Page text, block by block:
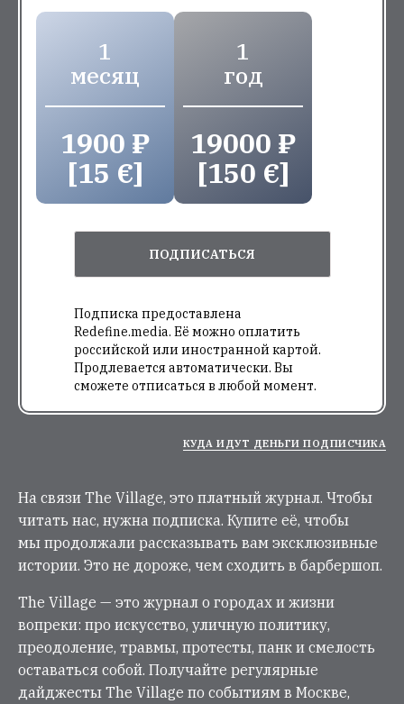
1
месяц
1900 ₽
[15 €]
1
год
19000 ₽
[150 €]
ПОДПИСАТЬСЯ
Подписка предоставлена
Redefine.media. Её можно оплатить
российской или иностранной картой.
Продлевается автоматически. Вы
сможете отписаться в любой момент.
КУДА ИДУТ ДЕНЬГИ ПОДПИСЧИКА
На связи The Village, это платный журнал. Чтобы
читать нас, нужна подписка. Купите её, чтобы
мы продолжали рассказывать вам эксклюзивные
истории. Это не дороже, чем сходить в барбершоп.
The Village — это журнал о городах и жизни
вопреки: про искусство, уличную политику,
преодоление, травмы, протесты, панк и смелость
оставаться собой. Получайте регулярные
дайджесты The Village по событиям в Москве,